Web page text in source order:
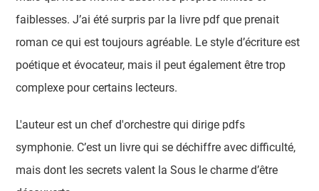
faiblesses. J’ai été surpris par la livre pdf que prenait
roman ce qui est toujours agréable. Le style d’écriture est
poétique et évocateur, mais il peut également être trop
complexe pour certains lecteurs.
L'auteur est un chef d'orchestre qui dirige pdfs
symphonie. C’est un livre qui se déchiffre avec difficulté,
mais dont les secrets valent la Sous le charme d’être